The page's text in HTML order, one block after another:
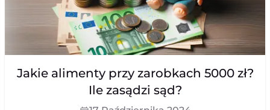
Jakie alimenty przy zarobkach 5000 zł?
Ile zasądzi sąd?